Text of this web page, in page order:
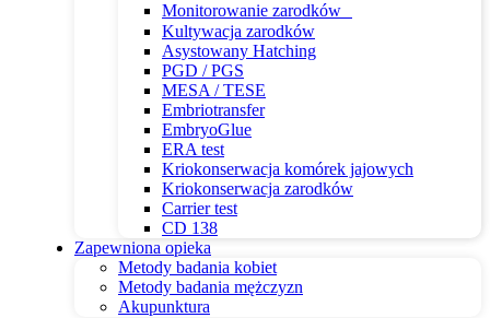
Monitorowanie zarodków
Kultywacja zarodków
Asystowany Hatching
PGD / PGS
MESA / TESE
Embriotransfer
EmbryoGlue
ERA test
Kriokonserwacja komórek jajowych
Kriokonserwacja zarodków
Carrier test
CD 138
Zapewniona opieka
Metody badania kobiet
Metody badania mężczyzn
Akupunktura